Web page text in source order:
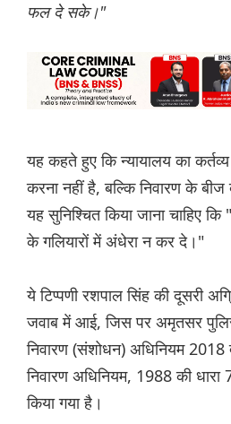
फल दे सके।"
यह कहते हुए कि न्यायालय का कर्तव्य
करना नहीं है, बल्कि निवारण के बीज
यह सुनिश्चित किया जाना चाहिए कि
के गलियारों में अंधेरा न कर दे।"
ये टिप्पणी रशपाल सिंह की दूसरी
जवाब में आई, जिस पर अमृतसर
निवारण (संशोधन) अधिनियम 2018
निवारण अधिनियम, 1988 की धारा
किया गया है।